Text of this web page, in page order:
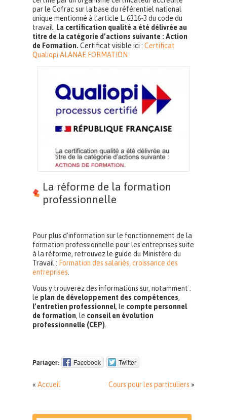
par le Cofrac sur la base du référentiel national
unique mentionné à l’article L. 6316-3 du code du
travail.
La certification qualité a été délivrée au
titre de la catégorie d’actions suivante : Action
de Formation. Certificat visible ici : Certificat
Qualiopi ALANAE FORMATION
La réforme de la formation
professionnelle
Pour plus d’information sur le fonctionnement de la
formation professionnelle pour les entreprises suite
à la réforme, retrouvez le guide du Ministère du
Travail : Formation des salariés, croissance des
entreprises
Vous y trouverez des informations sur, notamment :
le plan de développement des compétences,
l’entretien professionnel, le compte personnel
de formation, le conseil en évolution
professionnelle (CEP)
Partager: Facebook Twitter
« Accueil Cours pour les particuliers »